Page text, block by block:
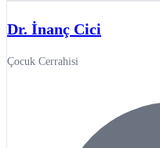
Dr. İnanç Cici
Çocuk Cerrahisi